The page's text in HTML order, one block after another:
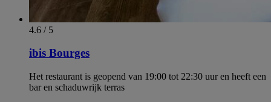
4.6 / 5
ibis Bourges
Het restaurant is geopend van 19:00 tot 22:30 uur en heeft een
bar en schaduwrijk terras